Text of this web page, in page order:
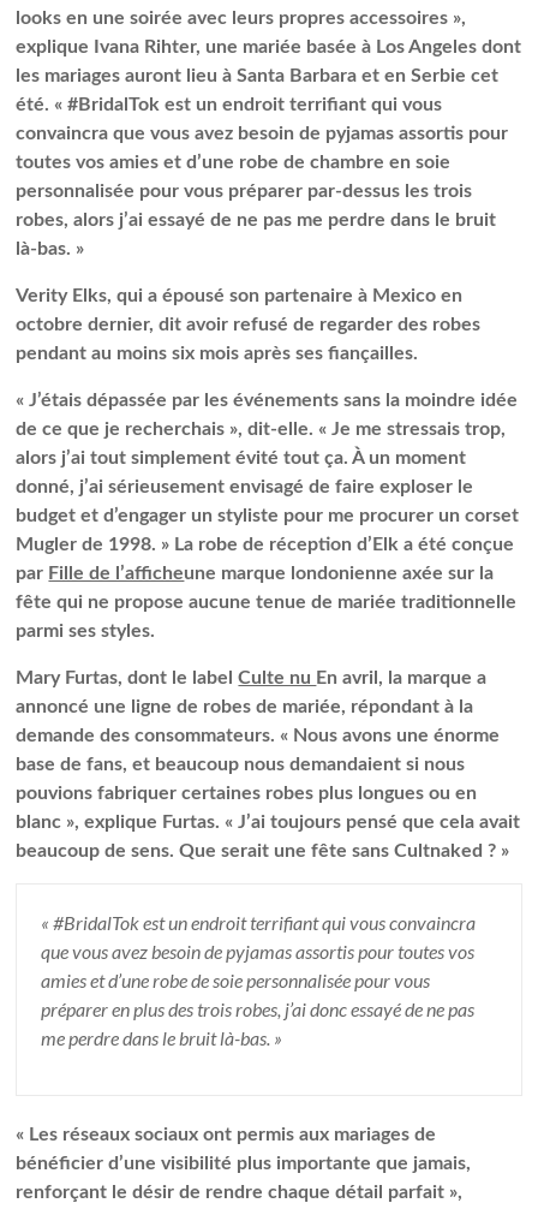
looks en une soirée avec leurs propres accessoires »,
explique Ivana Rihter, une mariée basée à Los Angeles dont
les mariages auront lieu à Santa Barbara et en Serbie cet
été. « #BridalTok est un endroit terrifiant qui vous
convaincra que vous avez besoin de pyjamas assortis pour
toutes vos amies et d’une robe de chambre en soie
personnalisée pour vous préparer par-dessus les trois
robes, alors j’ai essayé de ne pas me perdre dans le bruit
là-bas. »
Verity Elks, qui a épousé son partenaire à Mexico en
octobre dernier, dit avoir refusé de regarder des robes
pendant au moins six mois après ses fiançailles.
« J’étais dépassée par les événements sans la moindre idée
de ce que je recherchais », dit-elle. « Je me stressais trop,
alors j’ai tout simplement évité tout ça. À un moment
donné, j’ai sérieusement envisagé de faire exploser le
budget et d’engager un styliste pour me procurer un corset
Mugler de 1998. » La robe de réception d’Elk a été conçue
par Fille de l’afficheune marque londonienne axée sur la
fête qui ne propose aucune tenue de mariée traditionnelle
parmi ses styles.
Mary Furtas, dont le labelCulte nu En avril, la marque a
annoncé une ligne de robes de mariée, répondant à la
demande des consommateurs. « Nous avons une énorme
base de fans, et beaucoup nous demandaient si nous
pouvions fabriquer certaines robes plus longues ou en
blanc », explique Furtas. « J’ai toujours pensé que cela avait
beaucoup de sens. Que serait une fête sans Cultnaked ? »
« #BridalTok est un endroit terrifiant qui vous convaincra
que vous avez besoin de pyjamas assortis pour toutes vos
amies et d’une robe de soie personnalisée pour vous
préparer en plus des trois robes, j’ai donc essayé de ne pas
me perdre dans le bruit là-bas. »
« Les réseaux sociaux ont permis aux mariages de
bénéficier d’une visibilité plus importante que jamais,
renforçant le désir de rendre chaque détail parfait »,